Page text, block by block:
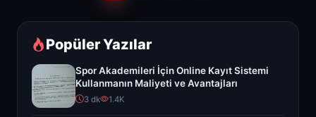
Popüler Yazılar
Spor Akademileri İçin Online Kayıt Sistemi
Kullanmanın Maliyeti ve Avantajları
3 dk 1.4K